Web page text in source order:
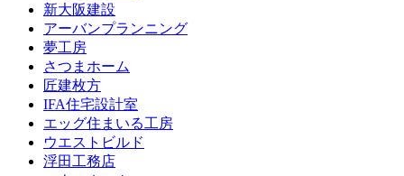
新大阪建設
アーバンプランニング
夢工房
さつまホーム
匠建枚方
IFA住宅設計室
エッグ住まいる工房
ウエストビルド
浮田工務店